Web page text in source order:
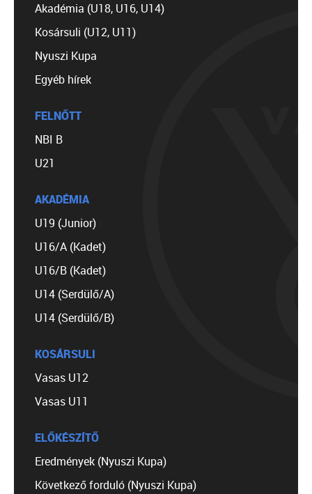
Akadémia (U18, U16, U14)
Kosársuli (U12, U11)
Nyuszi Kupa
Egyéb hírek
FELNŐTT
NBI B
U21
AKADÉMIA
U19 (Junior)
U16/A (Kadet)
U16/B (Kadet)
U14 (Serdülő/A)
U14 (Serdülő/B)
KOSÁRSULI
Vasas U12
Vasas U11
ELŐKÉSZÍTŐ
Eredmények (Nyuszi Kupa)
Következő forduló (Nyuszi Kupa)